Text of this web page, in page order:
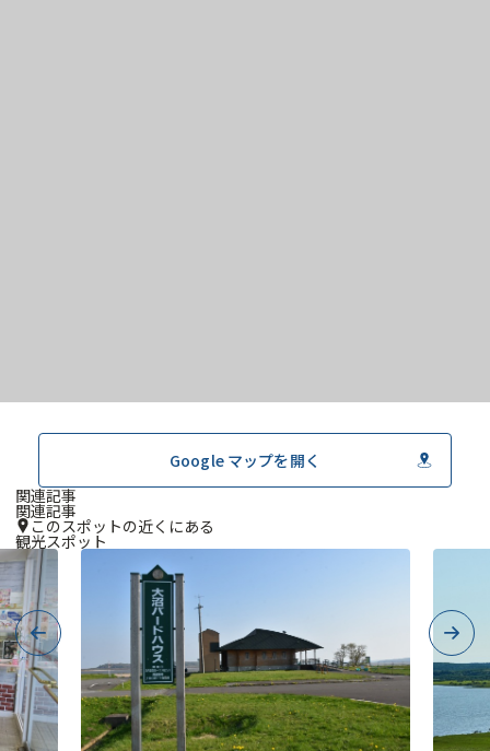
Google マップを開く
関連記事
関連記事
このスポットの近くにある
観光スポット
Previous Next